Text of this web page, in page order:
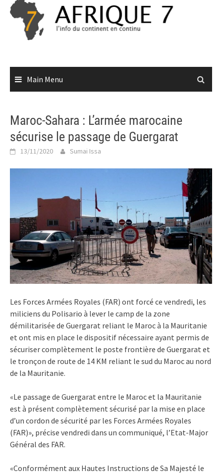
Skip
content
Main Menu
Maroc-Sahara : L’armée marocaine
sécurise le passage de Guergarat
13/11/2020 Sumai Issa
Les Forces Armées Royales (FAR) ont forcé ce vendredi, les
miliciens du Polisario à lever le camp de la zone
démilitarisée de Guergarat reliant le Maroc à la Mauritanie
et ont mis en place le dispositif nécessaire ayant permis de
sécuriser complètement le poste frontière de Guergarat et
le tronçon de route de 14 KM reliant le sud du Maroc au nord
de la Mauritanie.
«Le passage de Guergarat entre le Maroc et la Mauritanie
est à présent complètement sécurisé par la mise en place
d’un cordon de sécurité par les Forces Armées Royales
(FAR)», précise vendredi dans un communiqué, l’Etat-Major
Général des FAR.
«Conformément aux Hautes Instructions de Sa Majesté le